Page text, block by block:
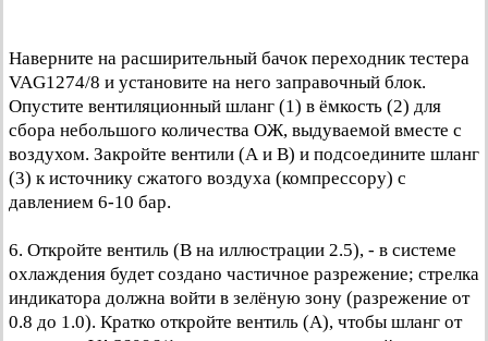
Наверните на расширительный бачок переходник тестера
VAG1274/8 и установите на него заправочный блок.
Опустите вентиляционный шланг (1) в ёмкость (2) для
сбора небольшого количества ОЖ, выдуваемой вместе с
воздухом. Закройте вентили (А и В) и подсоедините шланг
(3) к источнику сжатого воздуха (компрессору) с
давлением 6-10 бар.
6. Откройте вентиль (В на иллюстрации 2.5), - в системе
охлаждения будет создано частичное разрежение; стрелка
индикатора должна войти в зелёную зону (разрежение от
0.8 до 1.0). Кратко откройте вентиль (А), чтобы шланг от